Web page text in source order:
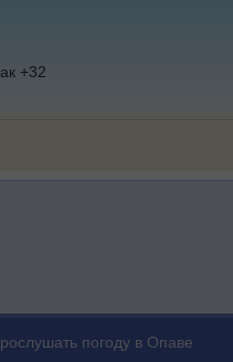
+32
погоду в Опаве